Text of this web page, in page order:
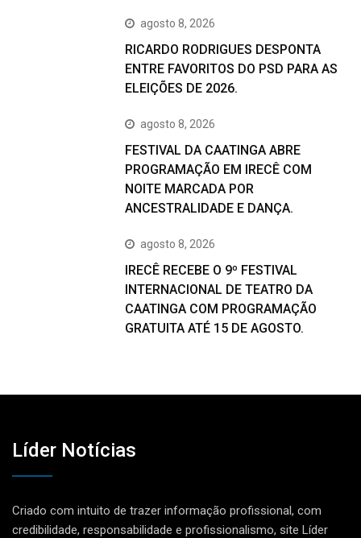
agosto 8, 2026
RICARDO RODRIGUES DESPONTA
ENTRE FAVORITOS DO PSD PARA AS
ELEIÇÕES DE 2026.
agosto 8, 2026
FESTIVAL DA CAATINGA ABRE
PROGRAMAÇÃO EM IRECÊ COM
NOITE MARCADA POR
ANCESTRALIDADE E DANÇA.
agosto 8, 2026
IRECÊ RECEBE O 9º FESTIVAL
INTERNACIONAL DE TEATRO DA
CAATINGA COM PROGRAMAÇÃO
GRATUITA ATÉ 15 DE AGOSTO.
Líder Notícias
Criado com intuito de trazer informação profissional, com
credibilidade, responsabilidade e profissionalismo, site Líder